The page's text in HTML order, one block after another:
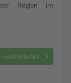
Region im
weiterlesen